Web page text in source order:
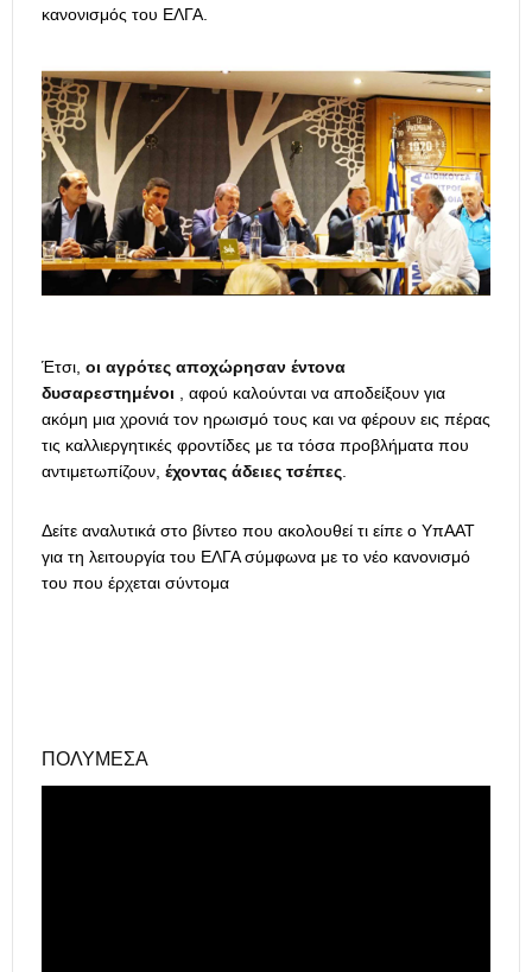
κανονισμός του ΕΛΓΑ.
Έτσι, οι αγρότες αποχώρησαν έντονα
δυσαρεστημένοι , αφού καλούνται να αποδείξουν για
ακόμη μια χρονιά τον ηρωισμό τους και να φέρουν εις πέρας
τις καλλιεργητικές φροντίδες με τα τόσα προβλήματα που
αντιμετωπίζουν, έχοντας άδειες τσέπες
Δείτε αναλυτικά στο βίντεο που ακολουθεί τι είπε ο ΥπΑΑΤ
για τη λειτουργία του ΕΛΓΑ σύμφωνα με το νέο κανονισμό
του που έρχεται σύντομα
ΠΟΛΥΜΈΣΑ